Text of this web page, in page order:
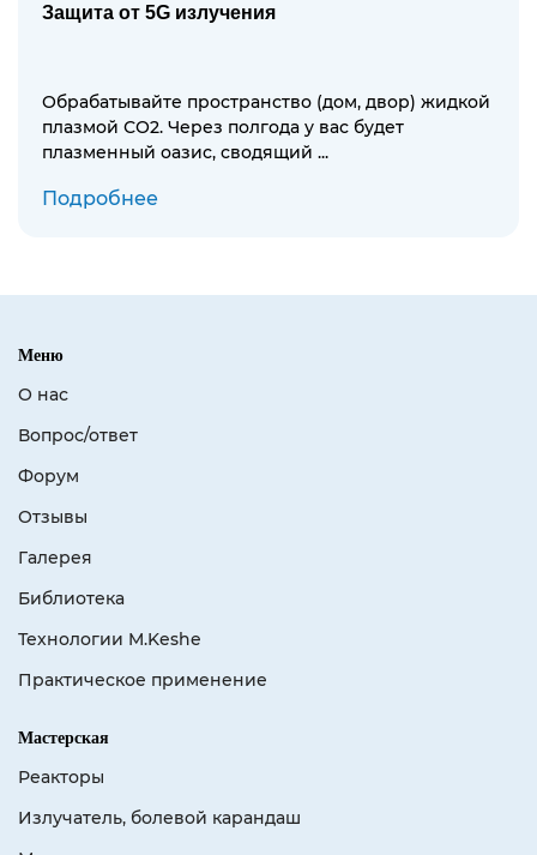
Защита от 5G излучения
Обрабатывайте пространство (дом, двор) жидкой
плазмой СО2. Через полгода у вас будет
плазменный оазис, сводящий ...
Подробнее
Меню
О нас
Вопрос/ответ
Форум
Отзывы
Галерея
Библиотека
Технологии M.Keshe
Практическое применение
Мастерская
Реакторы
Излучатель, болевой карандаш